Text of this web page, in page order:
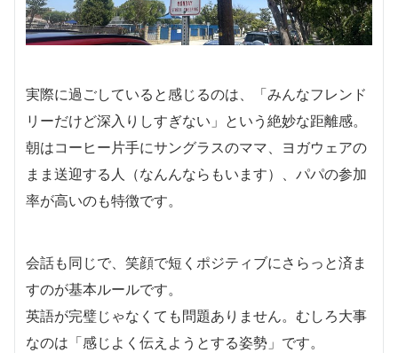
実際に過ごしていると感じるのは、「みんなフレンド
リーだけど深入りしすぎない」という絶妙な距離感。
朝はコーヒー片手にサングラスのママ、ヨガウェアの
まま送迎する人（なんんならもいます）、パパの参加
率が高いのも特徴です。
会話も同じで、笑顔で短くポジティブにさらっと済ま
すのが基本ルールです。
英語が完璧じゃなくても問題ありません。むしろ大事
なのは「感じよく伝えようとする姿勢」です。